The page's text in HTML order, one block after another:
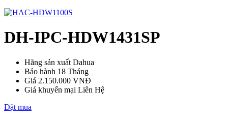
DH-IPC-HDW1431SP
Hãng sản xuất Dahua
Bảo hành 18 Tháng
Giá 2.150.000 VNĐ
Giá khuyến mại Liên Hệ
Đặt mua